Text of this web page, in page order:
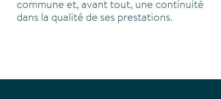
commune et, avant tout, une continuité
dans la qualité de ses prestations.